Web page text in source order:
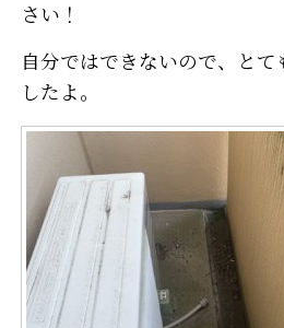
さい！
自分ではできないので、と
したよ。